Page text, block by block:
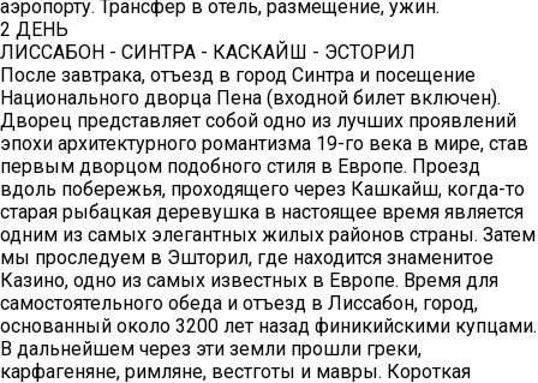
аэропорту. Трансфер в отель, размещение, ужин.
2 ДЕНЬ
ЛИССАБОН - СИНТРА - КАСКАЙШ - ЭСТОРИЛ
После завтрака, отъезд в город Синтра и посещение
Национального дворца Пена (входной билет включен).
Дворец представляет собой одно из лучших проявлений
эпохи архитектурного романтизма 19-го века в мире, став
первым дворцом подобного стиля в Европе. Проезд
вдоль побережья, проходящего через Кашкайш, когда-то
старая рыбацкая деревушка в настоящее время является
одним из самых элегантных жилых районов страны. Затем
мы проследуем в Эшторил, где находится знаменитое
Казино, одно из самых известных в Европе. Время для
самостоятельного обеда и отъезд в Лиссабон, город,
основанный около 3200 лет назад финикийскими купцами.
В дальнейшем через эти земли прошли греки,
карфагеняне, римляне, вестготы и мавры. Короткая